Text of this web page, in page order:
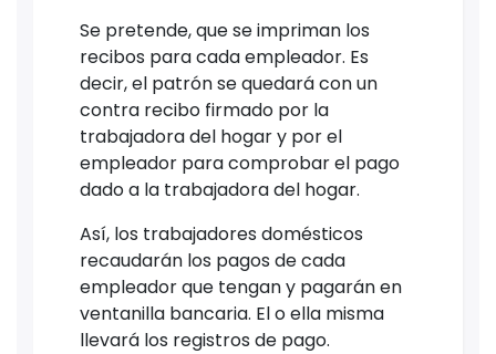
Se pretende, que se impriman los
recibos para cada empleador. Es
decir, el patrón se quedará con un
contra recibo firmado por la
trabajadora del hogar y por el
empleador para comprobar el pago
dado a la trabajadora del hogar.
Así, los trabajadores domésticos
recaudarán los pagos de cada
empleador que tengan y pagarán en
ventanilla bancaria. El o ella misma
llevará los registros de pago.